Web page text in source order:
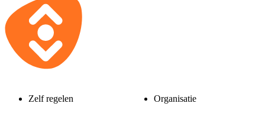
Zelf regelen Organisatie